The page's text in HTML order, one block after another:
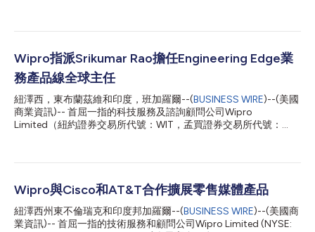
根據該協議，交易完成後，美洲、歐洲和亞洲地區的5600多名
管機關核准，可望於2025年12月31日前完成。 Wipro Limited執行
長兼董事總經理Srini Pallia表示：「歡迎DTS加入Wipro大家庭，
這是我們轉型旅程中的關鍵一步。他們的工程專業知識與Wipro以
顧問為導向、AI驅動的能力相結合，將顯著提升我們為客戶創造的
價值。DTS在高成長產業和策略市場的強大影響力與我們的全球布
局形成互補，將強化我們可信賴轉型合作夥伴的地位。透過攜手合
作，我們將加快數位創新，縮短上市時間，並鞏固競爭優勢。」
Wipro指派Srikumar Rao擔任Engineering Edge業
務產品線全球主任
紐澤西，東布蘭茲維和印度，班加羅爾--(BUSINESS WIRE)--(美國
商業資訊)-- 首屈一指的科技服務及諮詢顧問公司Wipro
Limited（紐約證券交易所代號：WIT，孟買證券交易所代號：
項人事任命從2024年10月5日起生效。Srikumar接替Harmeet
Srikumar將負責向Srini Pallia匯報。 Srikumar服務Wipro的時間長
達26年，與該公司同步成長，歷任多個主管職務。他的上一份職務
是Wipro Engineering Edge (WEE) 的營運長，以及Embedded系
統的全球實務主任。 他的業務範圍橫跨數座市場，銷售並交付專
Wipro與Cisco和AT&T合作擴展零售媒體產品
紐澤西州東不倫瑞克和印度邦加羅爾--(BUSINESS WIRE)--(美國商
業資訊)-- 首屈一指的技術服務和顧問公司Wipro Limited (NYSE: